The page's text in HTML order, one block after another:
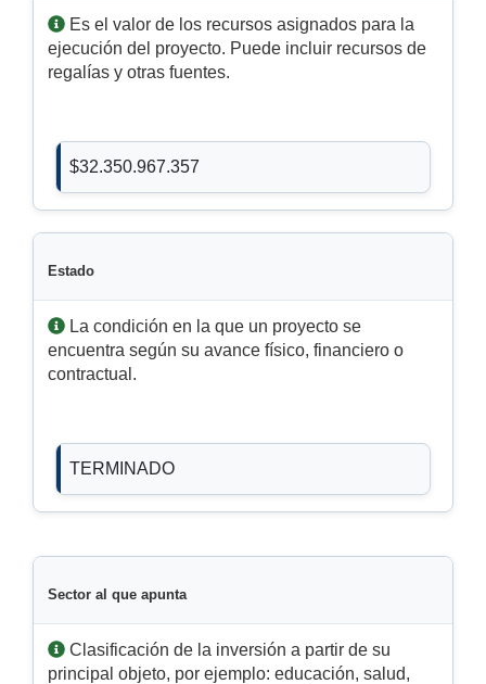
Es el valor de los recursos asignados para la
ejecución del proyecto. Puede incluir recursos de
regalías y otras fuentes.
$32.350.967.357
Estado
La condición en la que un proyecto se
encuentra según su avance físico, financiero o
contractual.
TERMINADO
Sector al que apunta
Clasificación de la inversión a partir de su
principal objeto, por ejemplo: educación, salud,